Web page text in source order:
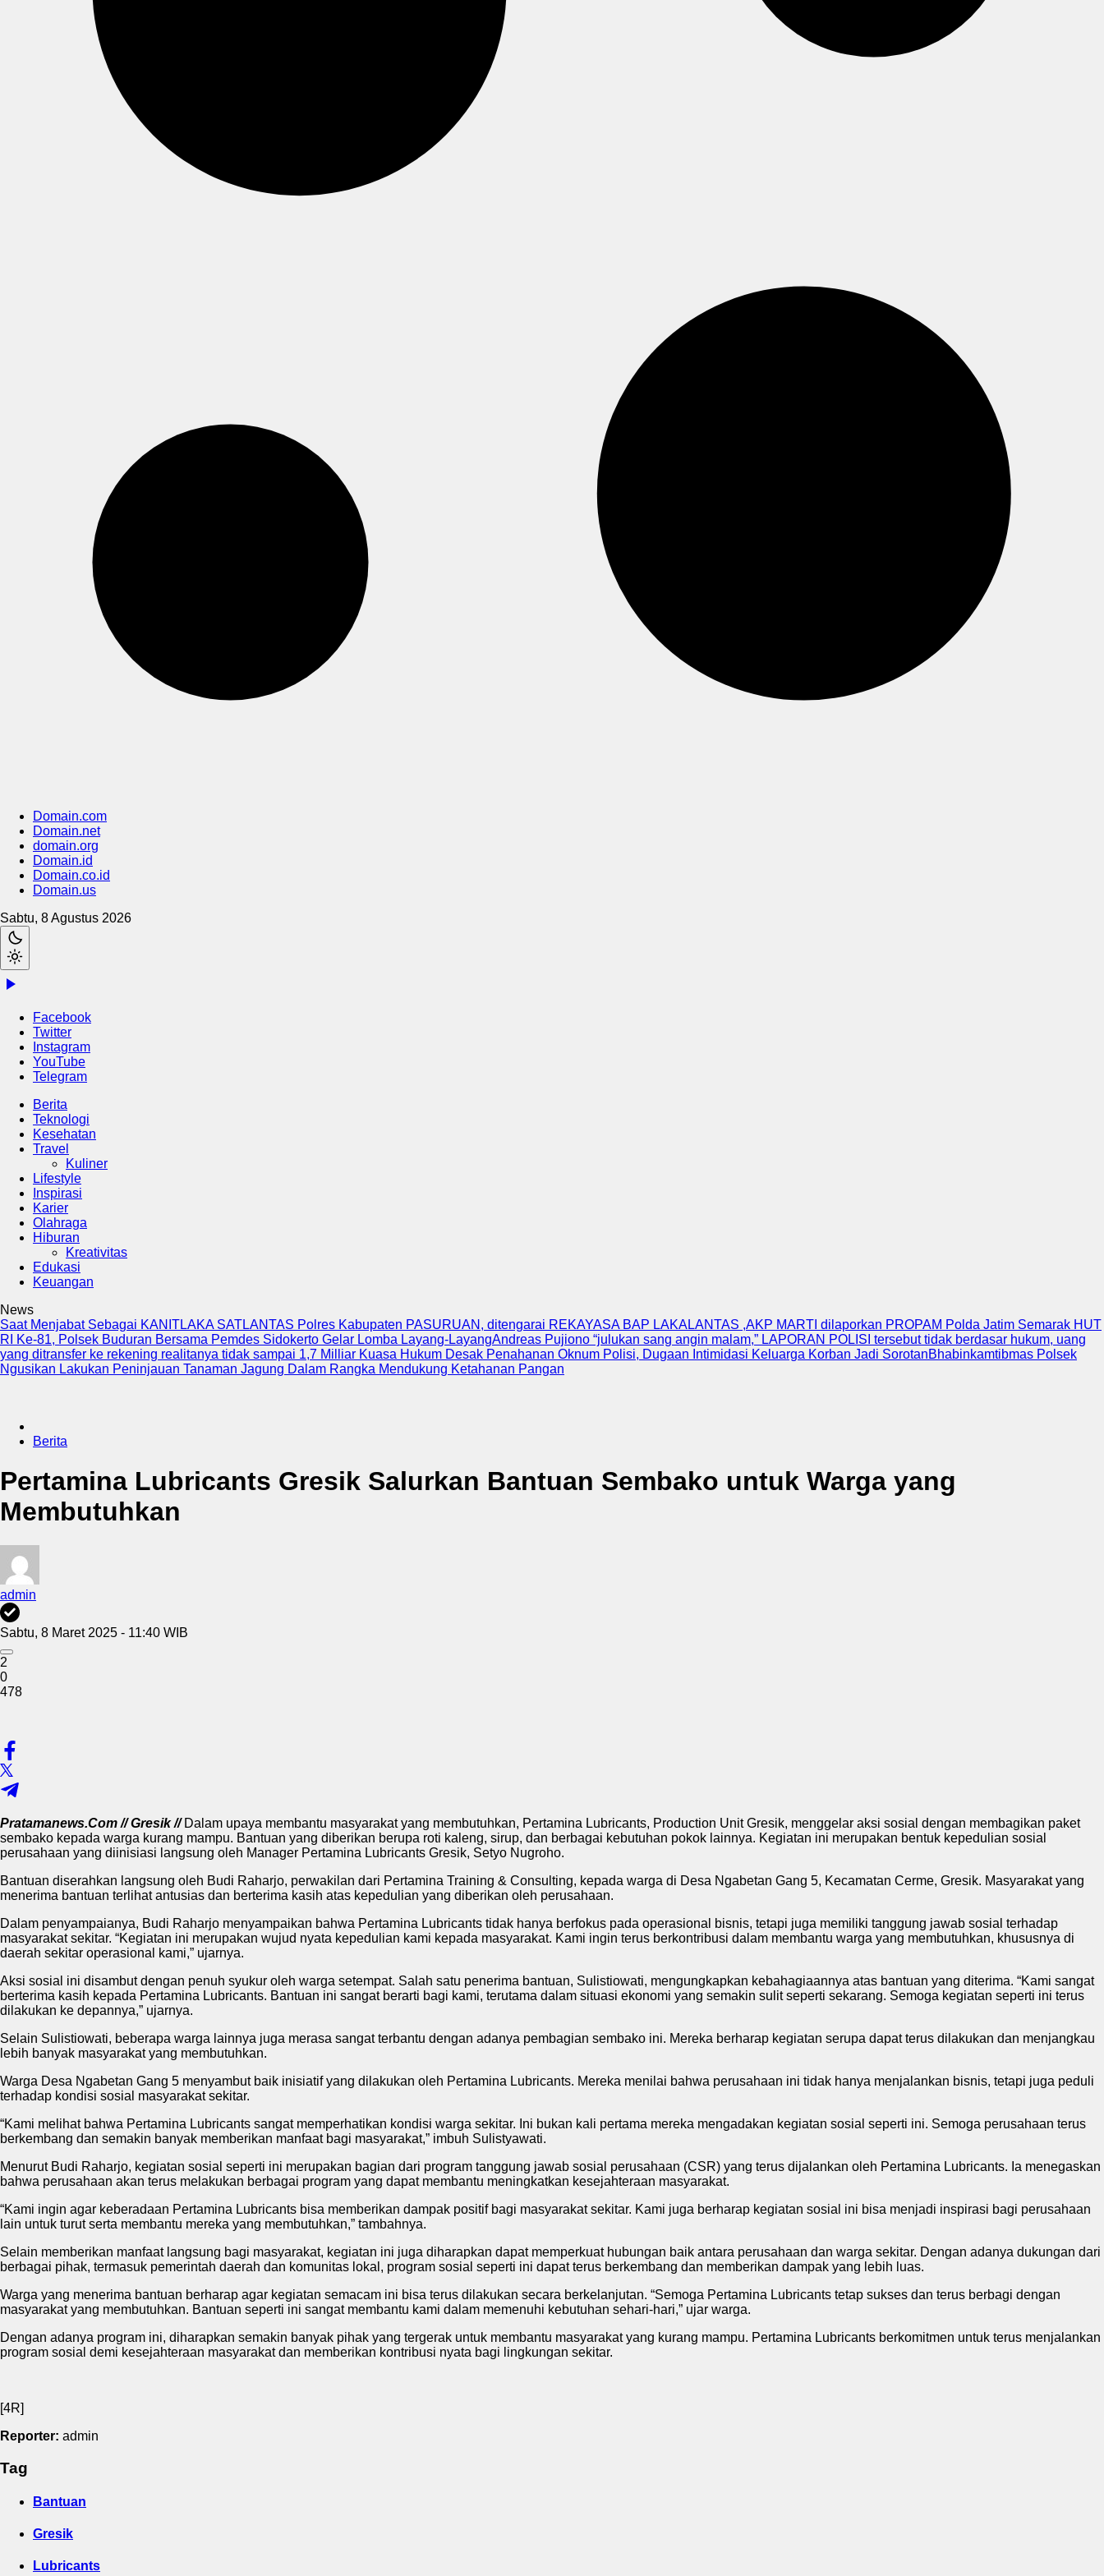
Domain.com
Domain.net
domain.org
Domain.id
Domain.co.id
Domain.us
Sabtu, 8 Agustus 2026
Facebook
Twitter
Instagram
YouTube
Telegram
Berita
Teknologi
Kesehatan
Travel
Kuliner
Lifestyle
Inspirasi
Karier
Olahraga
Hiburan
Kreativitas
Edukasi
Keuangan
News
Saat Menjabat Sebagai KANITLAKA SATLANTAS Polres Kabupaten PASURUAN, ditengarai REKAYASA BAP LAKALANTAS ,AKP MARTI dilaporkan PROPAM Polda Jatim Semarak HUT
RI Ke-81, Polsek Buduran Bersama Pemdes Sidokerto Gelar Lomba Layang-LayangAndreas Pujiono “julukan sang angin malam,” LAPORAN POLISI tersebut tidak berdasar hukum, uang
yang ditransfer ke rekening realitanya tidak sampai 1,7 Milliar Kuasa Hukum Desak Penahanan Oknum Polisi, Dugaan Intimidasi Keluarga Korban Jadi SorotanBhabinkamtibmas Polsek
Ngusikan Lakukan Peninjauan Tanaman Jagung Dalam Rangka Mendukung Ketahanan Pangan
Berita
Pertamina Lubricants Gresik Salurkan Bantuan Sembako untuk Warga yang
Membutuhkan
admin
Sabtu, 8 Maret 2025 - 11:40 WIB
2
0
478
Pratamanews.Com // Gresik // Dalam upaya membantu masyarakat yang membutuhkan, Pertamina Lubricants, Production Unit Gresik, menggelar aksi sosial dengan membagikan paket
sembako kepada warga kurang mampu. Bantuan yang diberikan berupa roti kaleng, sirup, dan berbagai kebutuhan pokok lainnya. Kegiatan ini merupakan bentuk kepedulian sosial
perusahaan yang diinisiasi langsung oleh Manager Pertamina Lubricants Gresik, Setyo Nugroho.
Bantuan diserahkan langsung oleh Budi Raharjo, perwakilan dari Pertamina Training & Consulting, kepada warga di Desa Ngabetan Gang 5, Kecamatan Cerme, Gresik. Masyarakat yang
menerima bantuan terlihat antusias dan berterima kasih atas kepedulian yang diberikan oleh perusahaan.
Dalam penyampaianya, Budi Raharjo menyampaikan bahwa Pertamina Lubricants tidak hanya berfokus pada operasional bisnis, tetapi juga memiliki tanggung jawab sosial terhadap
masyarakat sekitar. “Kegiatan ini merupakan wujud nyata kepedulian kami kepada masyarakat. Kami ingin terus berkontribusi dalam membantu warga yang membutuhkan, khususnya di
daerah sekitar operasional kami,” ujarnya.
Aksi sosial ini disambut dengan penuh syukur oleh warga setempat. Salah satu penerima bantuan, Sulistiowati, mengungkapkan kebahagiaannya atas bantuan yang diterima. “Kami sangat
berterima kasih kepada Pertamina Lubricants. Bantuan ini sangat berarti bagi kami, terutama dalam situasi ekonomi yang semakin sulit seperti sekarang. Semoga kegiatan seperti ini terus
dilakukan ke depannya,” ujarnya.
Selain Sulistiowati, beberapa warga lainnya juga merasa sangat terbantu dengan adanya pembagian sembako ini. Mereka berharap kegiatan serupa dapat terus dilakukan dan menjangkau
lebih banyak masyarakat yang membutuhkan.
Warga Desa Ngabetan Gang 5 menyambut baik inisiatif yang dilakukan oleh Pertamina Lubricants. Mereka menilai bahwa perusahaan ini tidak hanya menjalankan bisnis, tetapi juga peduli
terhadap kondisi sosial masyarakat sekitar.
“Kami melihat bahwa Pertamina Lubricants sangat memperhatikan kondisi warga sekitar. Ini bukan kali pertama mereka mengadakan kegiatan sosial seperti ini. Semoga perusahaan terus
berkembang dan semakin banyak memberikan manfaat bagi masyarakat,” imbuh Sulistyawati.
Menurut Budi Raharjo, kegiatan sosial seperti ini merupakan bagian dari program tanggung jawab sosial perusahaan (CSR) yang terus dijalankan oleh Pertamina Lubricants. Ia menegaskan
bahwa perusahaan akan terus melakukan berbagai program yang dapat membantu meningkatkan kesejahteraan masyarakat.
“Kami ingin agar keberadaan Pertamina Lubricants bisa memberikan dampak positif bagi masyarakat sekitar. Kami juga berharap kegiatan sosial ini bisa menjadi inspirasi bagi perusahaan
lain untuk turut serta membantu mereka yang membutuhkan,” tambahnya.
Selain memberikan manfaat langsung bagi masyarakat, kegiatan ini juga diharapkan dapat memperkuat hubungan baik antara perusahaan dan warga sekitar. Dengan adanya dukungan dari
berbagai pihak, termasuk pemerintah daerah dan komunitas lokal, program sosial seperti ini dapat terus berkembang dan memberikan dampak yang lebih luas.
Warga yang menerima bantuan berharap agar kegiatan semacam ini bisa terus dilakukan secara berkelanjutan. “Semoga Pertamina Lubricants tetap sukses dan terus berbagi dengan
masyarakat yang membutuhkan. Bantuan seperti ini sangat membantu kami dalam memenuhi kebutuhan sehari-hari,” ujar warga.
Dengan adanya program ini, diharapkan semakin banyak pihak yang tergerak untuk membantu masyarakat yang kurang mampu. Pertamina Lubricants berkomitmen untuk terus menjalankan
program sosial demi kesejahteraan masyarakat dan memberikan kontribusi nyata bagi lingkungan sekitar.
[4R]
Reporter: admin
Tag
Bantuan
Gresik
Lubricants